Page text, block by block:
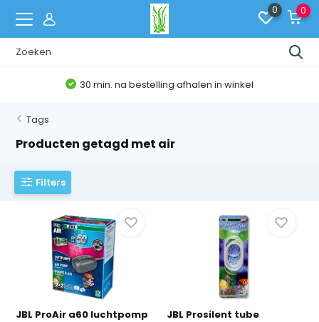
0 0
30 min. na bestelling afhalen in winkel
Tags
Producten getagd met air
Filters
JBL ProAir a60 luchtpomp
JBL Prosilent tube